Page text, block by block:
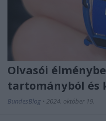
Olvasói
tartományból és
BundesBlog • 2024. október 19.